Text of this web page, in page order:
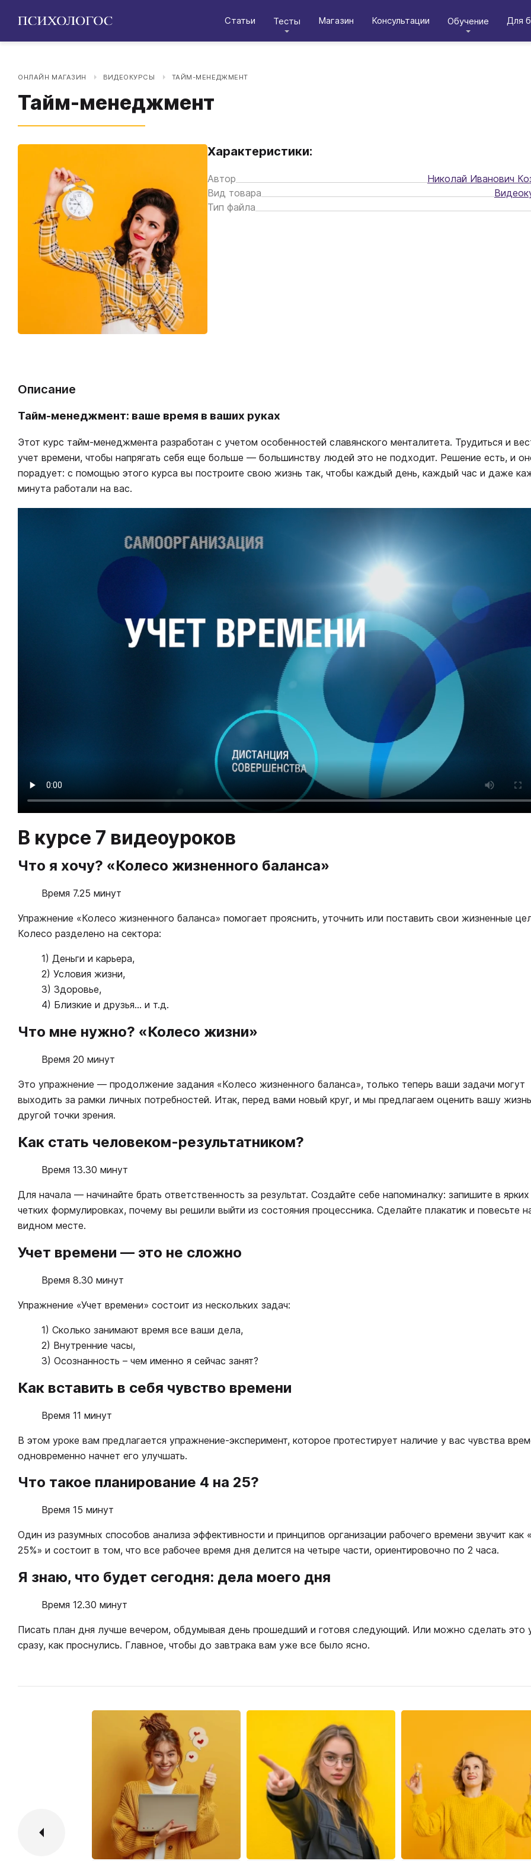
Статьи Тесты Магазин Консультации Обучение Для
ОНЛАЙН МАГАЗИН ВИДЕОКУРСЫ ТАЙМ-МЕНЕДЖМЕНТ
Тайм-менеджмент
Характеристики:
Автор
Николай Иванович
Вид товара
Тип файла
Описание
Тайм-менеджмент: ваше время в ваших руках
Этот курс тайм-менеджмента разработан с учетом особенностей славянского менталитета. Трудиться и
учет времени, чтобы напрягать себя еще больше — большинству людей это не подходит. Решение есть, и
порадует: с помощью этого курса вы построите свою жизнь так, чтобы каждый день, каждый час и даже
минута работали на вас.
В курсе 7 видеоуроков
Что я хочу? «Колесо жизненного баланса»
Время 7.25 минут
Упражнение «Колесо жизненного баланса» помогает прояснить, уточнить или поставить свои жизненные
Колесо разделено на сектора:
1) Деньги и карьера,
2) Условия жизни,
3) Здоровье,
4) Близкие и друзья... и т.д.
Что мне нужно? «Колесо жизни»
Время 20 минут
Это упражнение — продолжение задания «Колесо жизненного баланса», только теперь ваши задачи могут
выходить за рамки личных потребностей. Итак, перед вами новый круг, и мы предлагаем оценить вашу
другой точки зрения.
Как стать человеком-результатником?
Время 13.30 минут
Для начала — начинайте брать ответственность за результат. Создайте себе напоминалку: запишите в
четких формулировках, почему вы решили выйти из состояния процессника. Сделайте плакатик и повесьте
видном месте.
Учет времени — это не сложно
Время 8.30 минут
Упражнение «Учет времени» состоит из нескольких задач:
1) Сколько занимают время все ваши дела,
2) Внутренние часы,
3) Осознанность – чем именно я сейчас занят?
Как вставить в себя чувство времени
Время 11 минут
В этом уроке вам предлагается упражнение-эксперимент, которое протестирует наличие у вас чувства
одновременно начнет его улучшать.
Что такое планирование 4 на 25?
Время 15 минут
Один из разумных способов анализа эффективности и принципов организации рабочего времени звучит как
25%» и состоит в том, что все рабочее время дня делится на четыре части, ориентировочно по 2 часа.
Я знаю, что будет сегодня: дела моего дня
Время 12.30 минут
Писать план дня лучше вечером, обдумывая день прошедший и готовя следующий. Или можно сделать это
сразу, как проснулись. Главное, чтобы до завтрака вам уже все было ясно.